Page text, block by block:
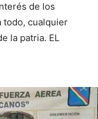
de los
todo, cualquier
la patria. EL